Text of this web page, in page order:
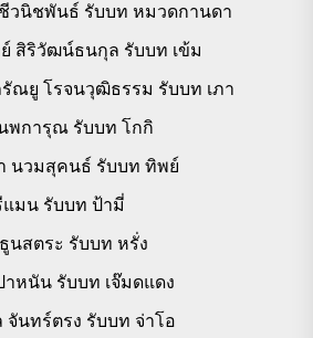
วนิชพันธ์ รับบท หมวดกานดา
ย์ สิริวัฒน์ธนกุล รับบท เข้ม
ณยู โรจนวุฒิธรรม รับบท เภา
พการุณ รับบท โกกิ
นวมสุคนธ์ รับบท ทิพย์
แมน รับบท ป้ามี่
นสตระ รับบท หรั่ง
าหนัน รับบท เจ๊มดแดง
จันทร์ตรง รับบท จ่าโอ